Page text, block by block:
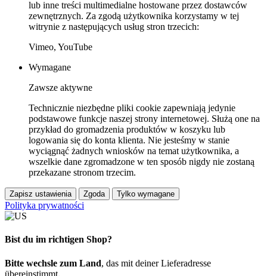
lub inne treści multimedialne hostowane przez dostawców
zewnętrznych. Za zgodą użytkownika korzystamy w tej
witrynie z następujących usług stron trzecich:
Vimeo, YouTube
Wymagane
Zawsze aktywne
Technicznie niezbędne pliki cookie zapewniają jedynie
podstawowe funkcje naszej strony internetowej. Służą one na
przykład do gromadzenia produktów w koszyku lub
logowania się do konta klienta. Nie jesteśmy w stanie
wyciągnąć żadnych wniosków na temat użytkownika, a
wszelkie dane zgromadzone w ten sposób nigdy nie zostaną
przekazane stronom trzecim.
Zapisz ustawienia Zgoda Tylko wymagane
Polityka prywatności
Bist du im richtigen Shop?
Bitte wechsle zum Land, das mit deiner Lieferadresse
übereinstimmt.